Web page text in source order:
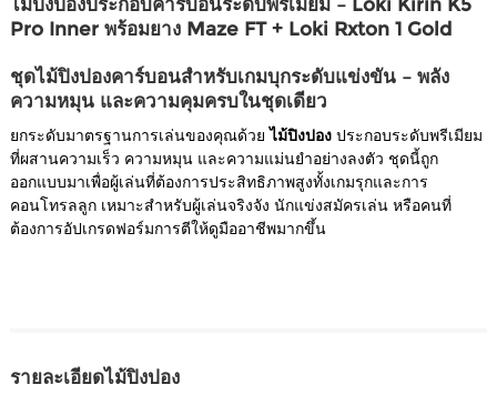
Pro Inner พร้อมยาง Maze FT + Loki Rxton 1 Gold
ชุดไม้ปิงปองคาร์บอนสำหรับเกมบุกระดับแข่งขัน – พลัง
ความหมุน และความคุมครบในชุดเดียว
ยกระดับมาตรฐานการเล่นของคุณด้วย ไม้ปิงปอง ประกอบระดับพรีเมียม
ที่ผสานความเร็ว ความหมุน และความแม่นยำอย่างลงตัว ชุดนี้ถูก
ออกแบบมาเพื่อผู้เล่นที่ต้องการประสิทธิภาพสูงทั้งเกมรุกและการ
คอนโทรลลูก เหมาะสำหรับผู้เล่นจริงจัง นักแข่งสมัครเล่น หรือคนที่
ต้องการอัปเกรดฟอร์มการตีให้ดูมืออาชีพมากขึ้น
รายละเอียดไม้ปิงปอง